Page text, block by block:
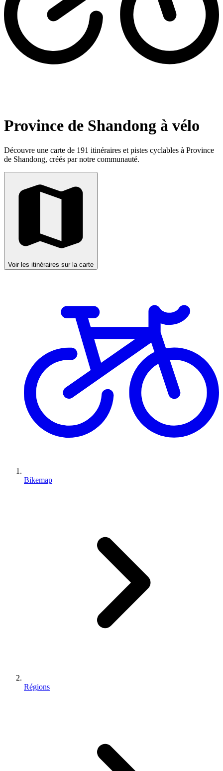
Province de Shandong à vélo
Découvre une carte de 191 itinéraires et pistes cyclables à Province
de Shandong, créés par notre communauté.
Voir les itinéraires sur la carte
Bikemap
Régions